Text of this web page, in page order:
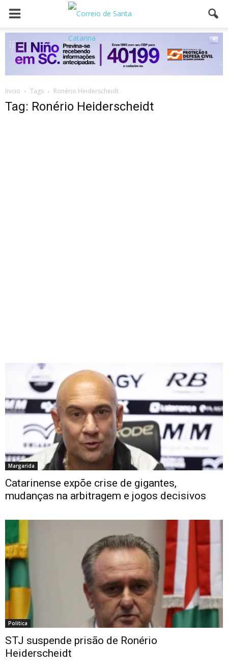
Inicio Tags Ronério Heiderscheidt
Tag: Ronério Heiderscheidt
Margarida
Catarinense expõe crise de gigantes,
mudanças na arbitragem e jogos decisivos
Política
STJ suspende prisão de Ronério
Heiderscheidt